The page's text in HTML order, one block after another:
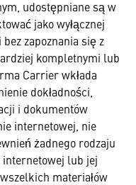
udostępniane są w
jako wyłącznej
zapoznania się z
kompletnymi lub
Carrier wkłada
dokładności,
i dokumentów
internetowej, nie
żadnego rodzaju
lub jej
materiałów